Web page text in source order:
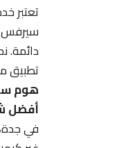
تعتبر
دائمة.
تطبيق
هوم
أفضل
في